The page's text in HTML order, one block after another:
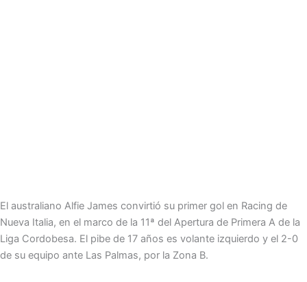
El australiano Alfie James convirtió su primer gol en Racing de
Nueva Italia, en el marco de la 11ª del Apertura de Primera A de la
Liga Cordobesa. El pibe de 17 años es volante izquierdo y el 2-0
de su equipo ante Las Palmas, por la Zona B.